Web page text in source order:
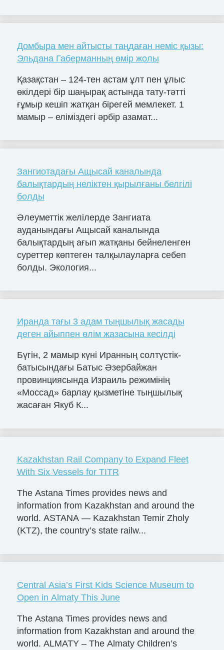
Домбыра мен айтысты таңдаған неміс қызы:
Эльдана Габерманның өмір жолы
Қазақстан – 124-тен астам ұлт пен ұлыс
өкілдері бір шаңырақ астында тату-тәтті
ғұмыр кешіп жатқан бірегей мемлекет. 1
мамыр – еліміздегі әрбір азамат...
Зангиотадағы Ащысай каналында
балықтардың неліктен қырылғаны белгілі
болды
Әлеуметтік желілерде Зангиата
ауданындағы Ащысай каналында
балықтардың ағып жатқаны бейнеленген
суреттер көптеген талқылауларға себеп
болды. Экология...
Иранда тағы 3 адам тыңшылық жасады
деген айыппен өлім жазасына кесілді
Бүгін, 2 мамыр күні Иранның солтүстік-
батысындағы Батыс Әзербайжан
провинциясында Израиль режимінің
«Моссад» барлау қызметіне тыңшылық
жасаған Якуб К...
Kazakhstan Rail Company to Expand Fleet
With Six Vessels for TITR
The Astana Times provides news and
information from Kazakhstan and around the
world. ASTANA — Kazakhstan Temir Zholy
(KTZ), the country’s state railw...
Central Asia’s First Kids Science Museum to
Open in Almaty This June
The Astana Times provides news and
information from Kazakhstan and around the
world. ALMATY – The Almaty Children’s